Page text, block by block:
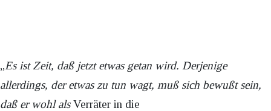
„Es ist Zeit, daß jetzt etwas getan wird. Derjenige
allerdings, der etwas zu tun wagt, muß sich bewußt sein,
daß er wohl alsVerräter in die